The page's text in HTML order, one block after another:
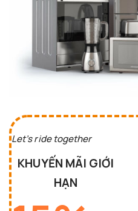
Let’s ride together
KHUYẾN MÃI GIỚI
HẠN